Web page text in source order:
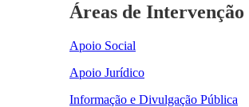
Áreas de Intervenção
Apoio Social
Apoio Jurídico
Informação e Divulgação Pública